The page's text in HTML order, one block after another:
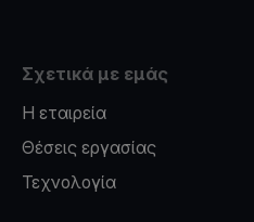
Σχετικά με εμάς
Η εταιρεία
Θέσεις εργασίας
Τεχνολογία